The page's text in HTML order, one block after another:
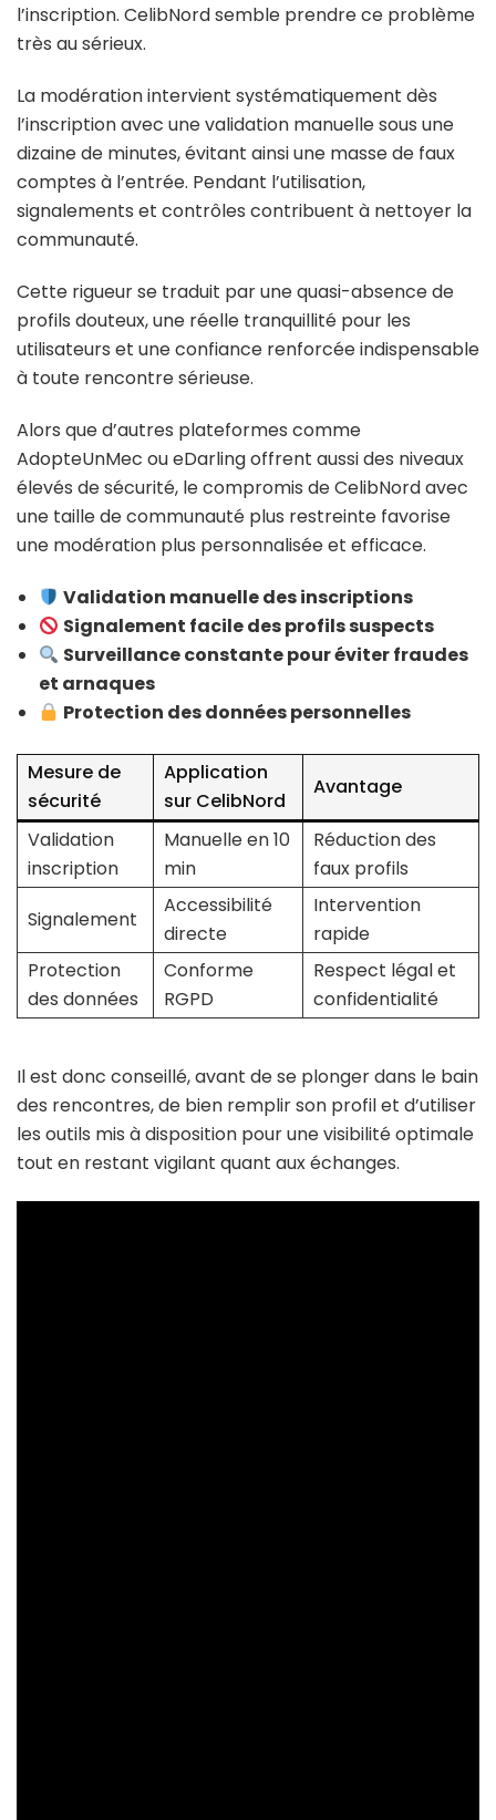
l’inscription. CelibNord semble prendre ce problème
très au sérieux.
La modération intervient systématiquement dès
l’inscription avec une validation manuelle sous une
dizaine de minutes, évitant ainsi une masse de faux
comptes à l’entrée. Pendant l’utilisation,
signalements et contrôles contribuent à nettoyer la
communauté.
Cette rigueur se traduit par une quasi-absence de
profils douteux, une réelle tranquillité pour les
utilisateurs et une confiance renforcée indispensable
à toute rencontre sérieuse.
Alors que d’autres plateformes comme
AdopteUnMec ou eDarling offrent aussi des niveaux
élevés de sécurité, le compromis de CelibNord avec
une taille de communauté plus restreinte favorise
une modération plus personnalisée et efficace.
Validation manuelle des inscriptions
Signalement facile des profils suspects
Surveillance constante pour éviter fraudes
et arnaques
Protection des données personnelles
Mesure de
sécurité
Application
sur CelibNord
Avantage
Validation
inscription
Manuelle en 10
min
Réduction des
faux profils
Signalement
Accessibilité
directe
Intervention
rapide
Protection
des données
Conforme
RGPD
Respect légal et
confidentialité
Il est donc conseillé, avant de se plonger dans le bain
des rencontres, de bien remplir son profil et d’utiliser
les outils mis à disposition pour une visibilité optimale
tout en restant vigilant quant aux échanges.